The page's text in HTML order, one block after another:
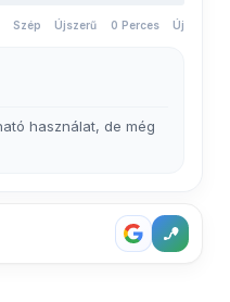
Szép Újszerű 0 Perces Új
használat, de még